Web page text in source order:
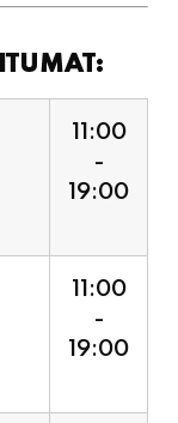
-
19:00
11:00
19:00
11:00
19:00